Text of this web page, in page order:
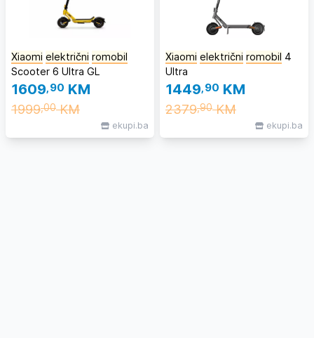
Xiaomi električni romobil
Scooter 6 Ultra GL
1609,90 KM
1999,00KM
ekupi.ba
Xiaomi električni romobil 4
Ultra
1449,90 KM
2379,90KM
ekupi.ba